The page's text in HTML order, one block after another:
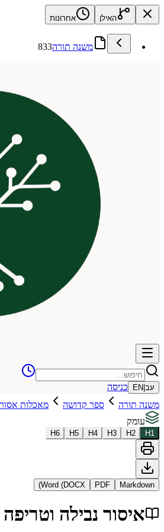
האילן אחרונות
משנה תורה833
עב EN
כניסה
משנה תורה
ספר קדושה מאכלות
עומק
H1
H2
H3
H4
H5
H6
Markdown
PDF
Word (DOCX)
איסור נבילה וטריפה